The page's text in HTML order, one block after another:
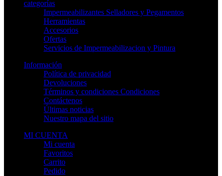
categorías
Impermeabilizantes Selladores y Pegamentos
Herramientas
Accesorios
Ofertas
Servicios de Impermeabilizacion y Pintura
Información
Política de privacidad
Devoluciones
Términos y condiciones Condiciones
Contáctenos
Últimas noticias
Nuestro mapa del sitio
MI CUENTA
Mi cuenta
Favoritos
Carrito
Pedido